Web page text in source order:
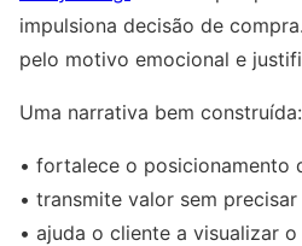
impulsiona decisão de
pelo motivo emocional e
Uma narrativa bem construída:
• fortalece o posicionamento
• transmite valor sem
• ajuda o cliente a visualizar